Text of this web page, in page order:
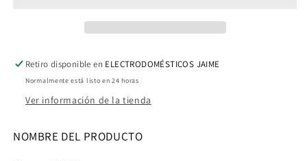
Retiro disponible en ELECTRODOMÉSTICOS JAIME
Normalmente está listo en 24 horas
Ver información de la tienda
NOMBRE DEL PRODUCTO